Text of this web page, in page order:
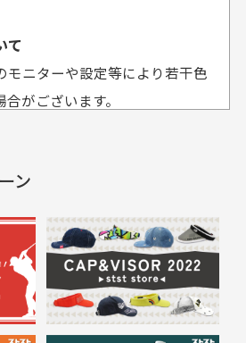
ト
購
使
おります
欲しかったスカートが購
ご注文で最短当日発送させて頂いて
す。
りますか？
場合も全国一律で800円とさせて頂
配送先につき)
上お買い物をして頂けた場合は送
ピングカートに複数商品を入れて
て
モニターや設定等により若干色
がございます。
測しておりますので、若干の誤
ざいます。
ン